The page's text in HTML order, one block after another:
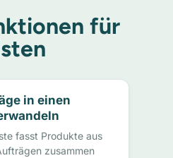
für
in einen
fasst Produkte aus
zusammen